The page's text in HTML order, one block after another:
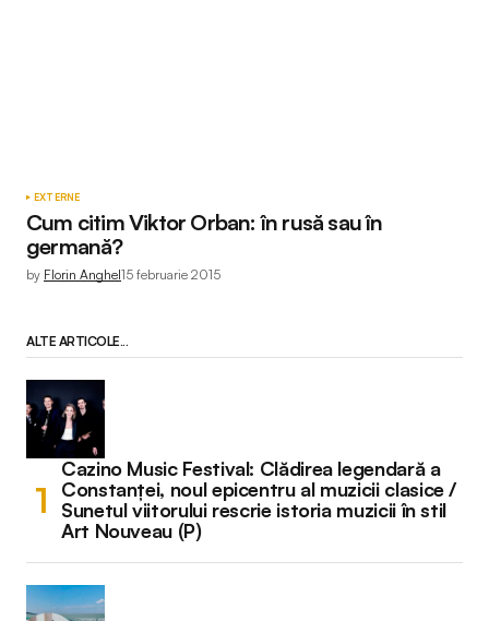
EXTERNE
Cum citim Viktor Orban: în rusă sau în
germană?
by Florin Anghel15 februarie 2015
ALTE ARTICOLE...
Cazino Music Festival: Clădirea legendară a
Constanței, noul epicentru al muzicii clasice /
Sunetul viitorului rescrie istoria muzicii în stil
Art Nouveau (P)